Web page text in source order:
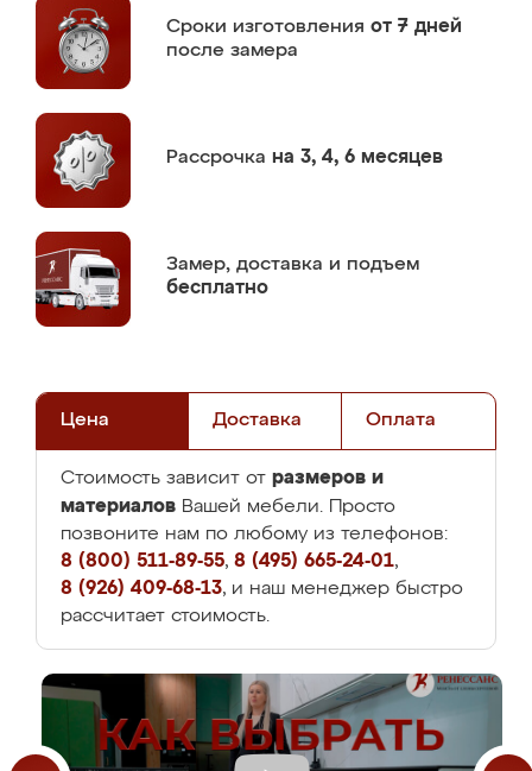
Сроки изготовления от 7 дней
после замера
Рассрочка на 3, 4, 6 месяцев
Замер, доставка и подъем
бесплатно
Цена Доставка Оплата
Стоимость зависит от размеров и
материалов Вашей мебели. Просто
позвоните нам по любому из телефонов:
8 (800) 511-89-55, 8 (495) 665-24-01,
8 (926) 409-68-13, и наш менеджер быстро
рассчитает стоимость.